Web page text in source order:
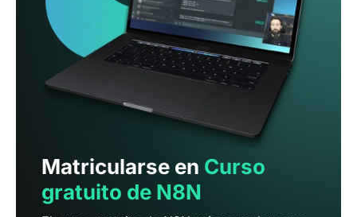
Matricularse en Curso
gratuito de N8N